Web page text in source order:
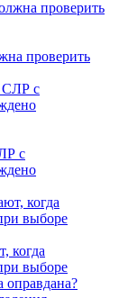
проверить
с
когда
выборе